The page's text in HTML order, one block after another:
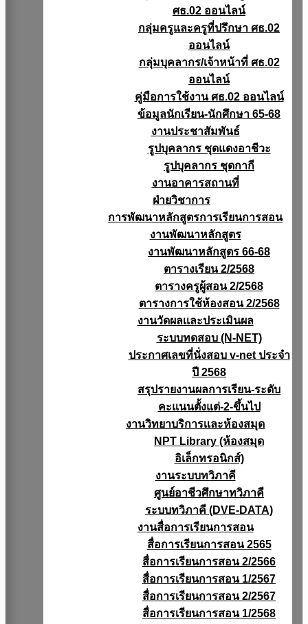
ศธ.02 ออนไลน์
กลุ่มครูและครูที่ปรึกษา ศธ.02
ออนไลน์
กลุ่มบุคลากร/เจ้าหน้าที่ ศธ.02
ออนไลน์
คู่มือการใช้งาน ศธ.02 ออนไลน์
ข้อมูลนักเรียน-นักศึกษา 65-68
งานประชาสัมพันธ์
รูปบุคลากร ชุดแดงอาชีวะ
รูปบุคลากร ชุดกากี
งานอาคารสถานที่
ฝ่ายวิชาการ
การพัฒนาหลักสูตรการเรียนการสอน
งานพัฒนาหลักสูตร
งานพัฒนาหลักสูตร 66-68
ตารางเรียน 2/2568
ตารางครูผู้สอน 2/2568
ตารางการใช้ห้องสอน 2/2568
งานวัดผลเเละประเมินผล
ระบบทดสอบ (N-NET)
ประกาศเลขที่นั่งสอบ v-net ประจำ
ปี 2568
สรุปรายงานผลการเรียน-ระดับ
คะแนนตั้งแต่-2-ขึ้นไป
งานวิทยาบริการเเละห้องสมุด
NPT Library (ห้องสมุด
อิเล็กทรอนิกส์)
งานระบบทวิภาคี
ศูนย์อาชีวศึกษาทวิภาคี
ระบบทวิภาคี (DVE-DATA)
งานสื่อการเรียนการสอน
สื่อการเรียนการสอน 2565
สื่อการเรียนการสอน 2/2566
สื่อการเรียนการสอน 1/2567
สื่อการเรียนการสอน 2/2567
สื่อการเรียนการสอน 1/2568